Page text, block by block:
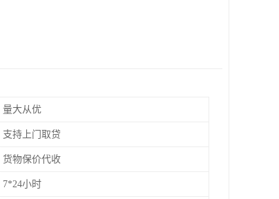
量大从优
支持上门取贷
货物保价代收
7*24小时